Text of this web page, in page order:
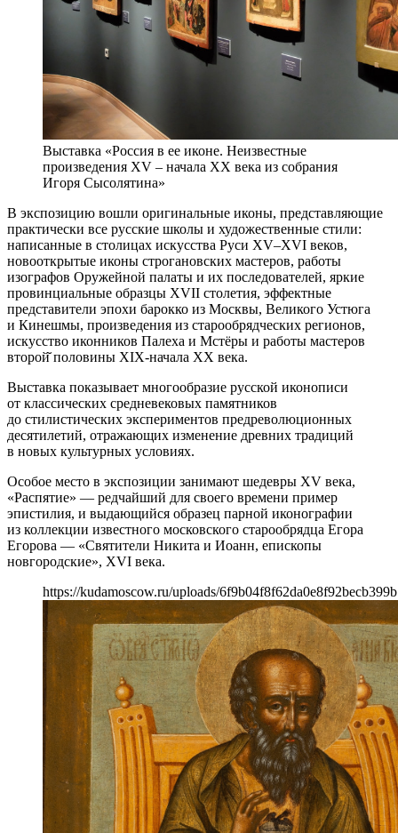
Выставка «Россия в ее иконе. Неизвестные
произведения XV – начала XX века из собрания
Игоря Сысолятина»
В экспозицию вошли оригинальные иконы, представляющие
практически все русские школы и художественные стили:
написанные в столицах искусства Руси XV–XVI веков,
новооткрытые иконы строгановских мастеров, работы
изографов Оружейной палаты и их последователей, яркие
провинциальные образцы XVII столетия, эффектные
представители эпохи барокко из Москвы, Великого Устюга
и Кинешмы, произведения из старообрядческих регионов,
искусство иконников Палеха и Мстёры и работы мастеров
второй̆ половины XIX-начала XX века.
Выставка показывает многообразие русской иконописи
от классических средневековых памятников
до стилистических экспериментов предреволюционных
десятилетий, отражающих изменение древних традиций
в новых культурных условиях.
Особое место в экспозиции занимают шедевры XV века,
«Распятие» — редчайший для своего времени пример
эпистилия, и выдающийся образец парной иконографии
из коллекции известного московского старообрядца Егора
Егорова — «Святители Никита и Иоанн, епископы
новгородские», XVI века.
https://kudamoscow.ru/uploads/